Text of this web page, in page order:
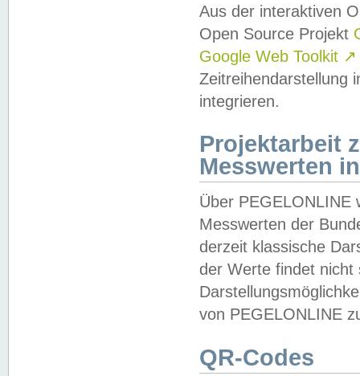
Aus der interaktiven
Open Source Projekt
Google Web Toolkit ↗
Zeitreihendarstellung
integrieren.
Projektarbeit
Messwerten
Über PEGELONLINE
Messwerten der
derzeit klassische
der Werte findet
von PEGELONLINE
QR-Codes